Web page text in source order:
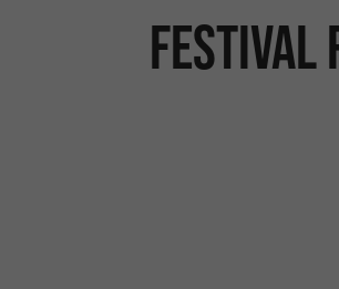
Festival